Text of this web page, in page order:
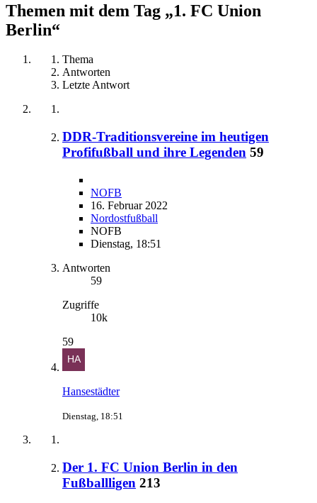
Themen mit dem Tag „1. FC Union
Berlin“
Thema
Antworten
Letzte Antwort
DDR-Traditionsvereine im heutigen
Profifußball und ihre Legenden 59
NOFB
16. Februar 2022
Nordostfußball
NOFB
Dienstag, 18:51
Antworten
59
Zugriffe
10k
59
Hansestädter
Dienstag, 18:51
Der 1. FC Union Berlin in den
Fußballligen 213